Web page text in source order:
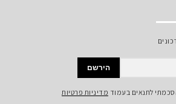
הירשם
לתנאים בעמוד מדיניות פרטיות